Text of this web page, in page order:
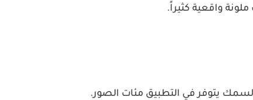
واقعية كثيراً.
يتوفر في التطبيق مئات الصور.